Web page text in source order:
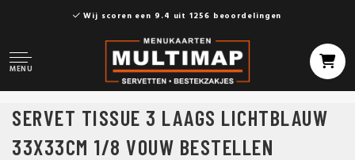
Wij scoren een 9.4 uit 1256 beoordelingen
MENU
SERVET TISSUE 3 LAAGS LICHTBLAUW
33X33CM 1/8 VOUW BESTELLEN